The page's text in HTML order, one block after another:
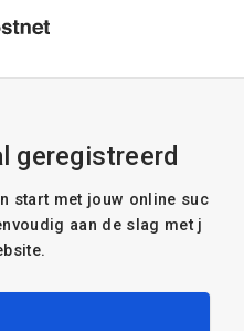
geregistreerd
start met jouw online suc
aan de slag met j